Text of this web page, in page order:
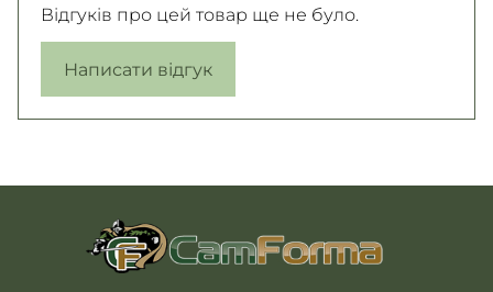
Відгуків про цей товар ще не було.
Написати відгук